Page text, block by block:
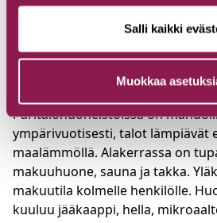
Salli kaikki
Muokkaa
palavereiden toteuttamiseen.
sopii siis todella hyvin myös
tarvitsee hiljaisuutta ja tilaa
Paritalohuoneistoissa on
ympärivuotisesti, talot lämpiävät
maalämmöllä. Alakerrassa on
makuuhuone, sauna ja takka.
makuutila kolmelle henkilölle.
kuuluu jääkaappi, hella,